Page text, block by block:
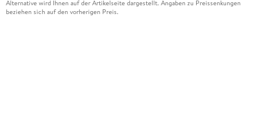
Alternative wird Ihnen auf der Artikelseite dargestellt. Angaben zu Preissenkungen
beziehen sich auf den vorherigen Preis.